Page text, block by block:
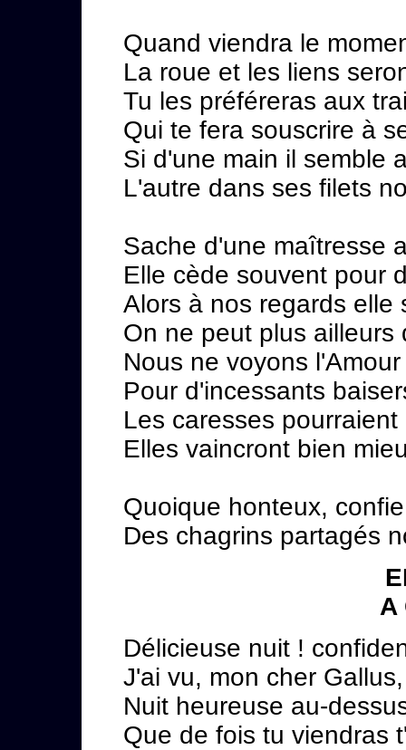
Quand viendra le
La roue et les liens
Tu les préféreras aux
Qui te fera souscrire à
Si d'une main il semble
L'autre dans ses filets
Sache d'une maîtresse
Elle cède souvent pour
Alors à nos regards elle
On ne peut plus ailleurs
Nous ne voyons
Pour d'incessants
Les caresses
Elles vaincront bien
Quoique honteux,
Des chagrins partagés
A
Délicieuse nuit !
J'ai vu, mon cher
Nuit heureuse au-
Que de fois tu viendras